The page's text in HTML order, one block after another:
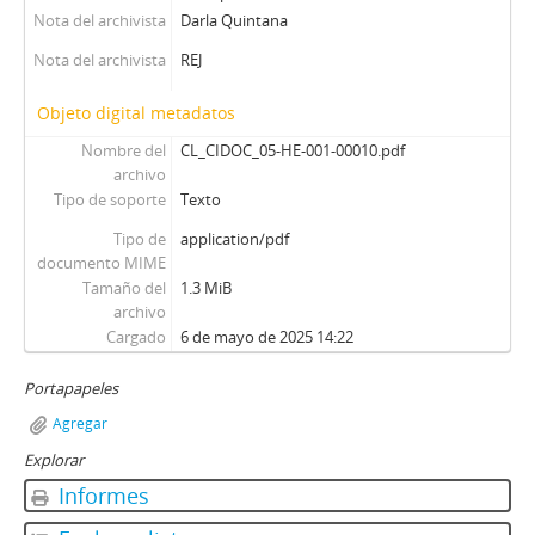
00100 - El Imaginario País Del Aleph
00102 - Mujeres Sin Hombre
00104 - Frente A La Muerte
00105 - El Derecho De Morir
00107 - La Cartilla De Los Mimos
00108 - Pirca Vieja Con Ladrillos Nuevos
00110 - Regreso Al Hogar
00112 - Alegría Frágil
00118 - Montaje Con Barreras
Nota del archivista
Darla Quintana
Nota del archivista
REJ
Objeto digital metadatos
Nombre del
archivo
CL_CIDOC_05-HE-001-00010.pdf
Tipo de soporte
Texto
Tipo de
documento MIME
application/pdf
Tamaño del
archivo
1.3 MiB
Cargado 6 de mayo de 2025 14:22
Portapapeles
Agregar
Explorar
Informes